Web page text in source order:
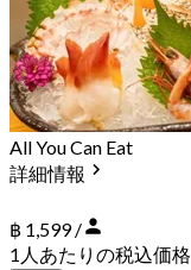
All You Can Eat
詳細情報
฿ 1,599 /
1人あたりの税込価格